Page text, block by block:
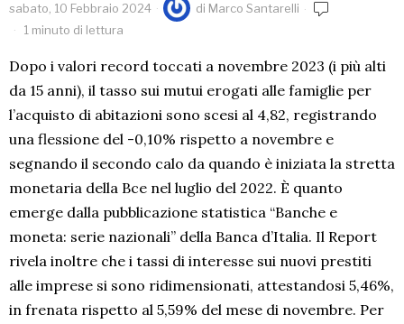
sabato, 10 Febbraio 2024 di Marco Santarelli
1 minuto di lettura
Dopo i valori record toccati a novembre 2023 (i più alti
da 15 anni), il tasso sui mutui erogati alle famiglie per
l’acquisto di abitazioni sono scesi al 4,82, registrando
una flessione del -0,10% rispetto a novembre e
segnando il secondo calo da quando è iniziata la stretta
monetaria della Bce nel luglio del 2022. È quanto
emerge dalla pubblicazione statistica “Banche e
moneta: serie nazionali” della Banca d’Italia. Il Report
rivela inoltre che i tassi di interesse sui nuovi prestiti
alle imprese si sono ridimensionati, attestandosi 5,46%,
in frenata rispetto al 5,59% del mese di novembre. Per